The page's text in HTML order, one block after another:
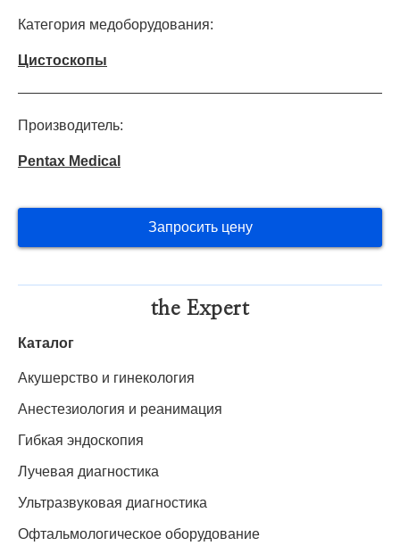
Категория медоборудования:
Цистоскопы
Производитель:
Pentax Medical
Запросить цену
the Expert
Каталог
Акушерство и гинекология
Анестезиология и реанимация
Гибкая эндоскопия
Лучевая диагностика
Ультразвуковая диагностика
Офтальмологическое оборудование